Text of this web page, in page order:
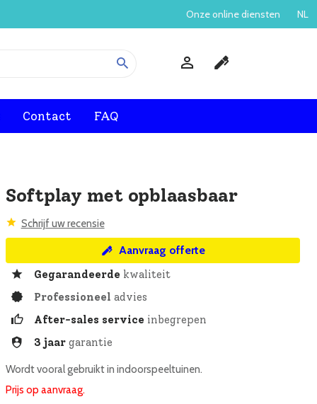
Onze online diensten NL
Contact FAQ
Softplay met opblaasbaar
Schrijf uw recensie
Aanvraag offerte
Gegarandeerde kwaliteit
Professioneel advies
After-sales service inbegrepen
3 jaar garantie
Wordt vooral gebruikt in indoorspeeltuinen.
Prijs op aanvraag.